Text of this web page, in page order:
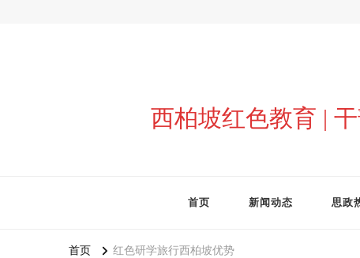
西柏坡红色教育 |
首页 新闻动态 思政
首页 红色研学旅行西柏坡优势